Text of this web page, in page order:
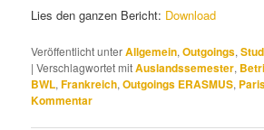
Lies den ganzen Bericht: Download
Veröffentlicht unterAllgemein,Outgoings,
|Verschlagwortet mitAuslandssemester,
BWL,Frankreich,Outgoings ERASMUS,
Kommentar